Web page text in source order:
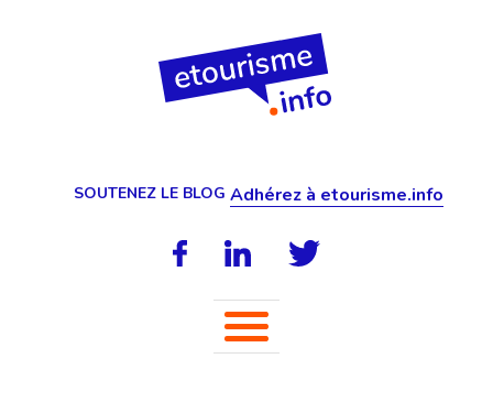
SOUTENEZ LE BLOG Adhérez à etourisme.info